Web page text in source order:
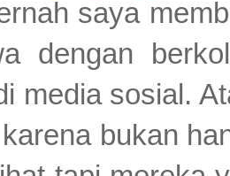
saya
dengan
media sosial.
bukan